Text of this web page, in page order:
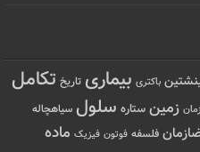
باکتری بیماری تاریخ تکامل
زمان زمین ستاره سلول سیاهچاله
فلسفه فوتون فیزیک ماده